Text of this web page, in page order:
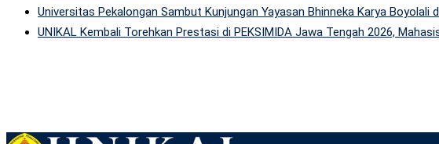
Universitas Pekalongan Sambut Kunjungan Yayasan Bhinneka Karya Boyolali
UNIKAL Kembali Torehkan Prestasi di PEKSIMIDA Jawa Tengah 2026,